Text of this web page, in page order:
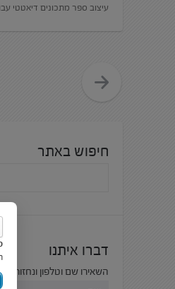
עיצוב ספר מתכונים דיאטטי
חיפוש באתר
דברו איתנו
השאירו שם וטלפון ונחזור